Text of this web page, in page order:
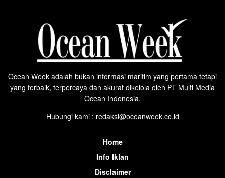
Ocean Week adalah bukan informasi maritim yang pertama tetapi
yang terbaik, terpercaya dan akurat dikelola oleh PT Multi Media
Ocean Indonesia.
Hubungi kami : redaksi@oceanweek.co.id
Home
Info Iklan
Disclaimer